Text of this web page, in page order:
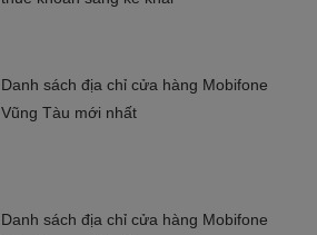
Danh sách địa chỉ cửa hàng Mobifone
Vũng Tàu mới nhất
Danh sách địa chỉ cửa hàng Mobifone